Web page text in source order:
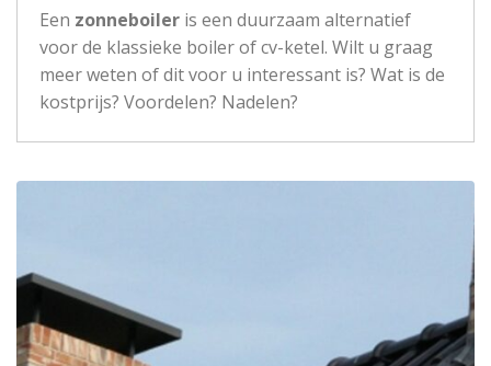
Een zonneboiler is een duurzaam alternatief
voor de klassieke boiler of cv-ketel. Wilt u graag
meer weten of dit voor u interessant is? Wat is de
kostprijs? Voordelen? Nadelen?